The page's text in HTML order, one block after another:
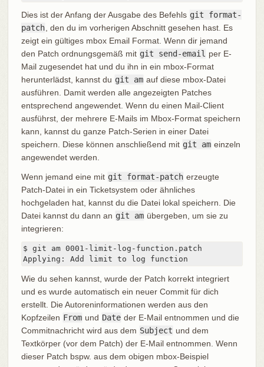
Dies ist der Anfang der Ausgabe des Befehls git format-
patch , den du im vorherigen Abschnitt gesehen hast. Es
zeigt ein gültiges mbox Email Format. Wenn dir jemand
den Patch ordnungsgemäß mit git send-email per E-
Mail zugesendet hat und du ihn in ein mbox-Format
herunterlädst, kannst du git am auf diese mbox-Datei
ausführen. Damit werden alle angezeigten Patches
entsprechend angewendet. Wenn du einen Mail-Client
ausführst, der mehrere E-Mails im Mbox-Format speichern
kann, kannst du ganze Patch-Serien in einer Datei
speichern. Diese können anschließend mit git am einzeln
angewendet werden.
Wenn jemand eine mit git format-patch erzeugte
Patch-Datei in ein Ticketsystem oder ähnliches
hochgeladen hat, kannst du die Datei lokal speichern. Die
Datei kannst du dann an git am übergeben, um sie zu
integrieren:
$ git am 0001-limit-log-function.patch
Applying: Add limit to log function
Wie du sehen kannst, wurde der Patch korrekt integriert
und es wurde automatisch ein neuer Commit für dich
erstellt. Die Autoreninformationen werden aus den
Kopfzeilen From und Date der E-Mail entnommen und die
Commitnachricht wird aus dem Subject und dem
Textkörper (vor dem Patch) der E-Mail entnommen. Wenn
dieser Patch bspw. aus dem obigen mbox-Beispiel